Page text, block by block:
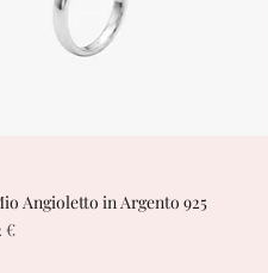
Vista rapida
Angioletto in Argento 925
scontato
€